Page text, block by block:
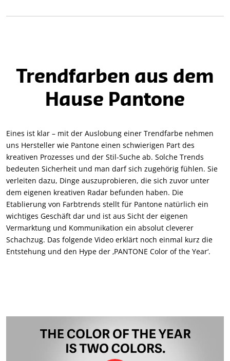
Trendfarben aus dem
Hause Pantone
Eines ist klar – mit der Auslobung einer Trendfarbe nehmen
uns Hersteller wie Pantone einen schwierigen Part des
kreativen Prozesses und der Stil-Suche ab. Solche Trends
bedeuten Sicherheit und man darf sich zugehörig fühlen. Sie
verleiten dazu, Dinge auszuprobieren, die sich zuvor unter
dem eigenen kreativen Radar befunden haben. Die
Etablierung von Farbtrends stellt für Pantone natürlich ein
wichtiges Geschäft dar und ist aus Sicht der eigenen
Vermarktung und Kommunikation ein absolut cleverer
Schachzug. Das folgende Video erklärt noch einmal kurz die
Entstehung und den Hype der ‚PANTONE Color of the Year‘.